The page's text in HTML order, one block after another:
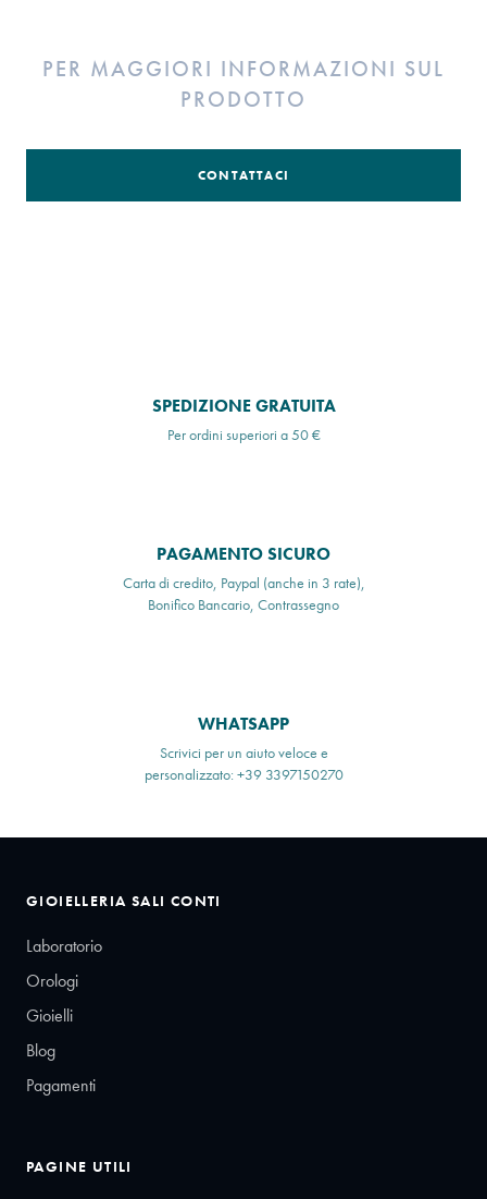
PER MAGGIORI INFORMAZIONI SUL
PRODOTTO
CONTATTACI
SPEDIZIONE GRATUITA
Per ordini superiori a 50 €
PAGAMENTO SICURO
Carta di credito, Paypal (anche in 3 rate),
Bonifico Bancario, Contrassegno
WHATSAPP
Scrivici per un aiuto veloce e
personalizzato: +39 3397150270
GIOIELLERIA SALI CONTI
Laboratorio
Orologi
Gioielli
Blog
Pagamenti
PAGINE UTILI